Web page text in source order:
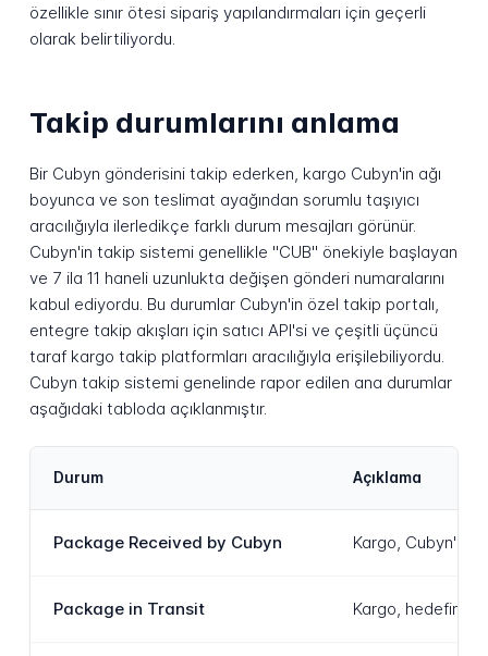
özellikle sınır ötesi sipariş yapılandırmaları için geçerli
olarak belirtiliyordu.
Takip durumlarını anlama
Bir Cubyn gönderisini takip ederken, kargo Cubyn'in ağı
boyunca ve son teslimat ayağından sorumlu taşıyıcı
aracılığıyla ilerledikçe farklı durum mesajları görünür.
Cubyn'in takip sistemi genellikle "CUB" önekiyle başlayan
ve 7 ila 11 haneli uzunlukta değişen gönderi numaralarını
kabul ediyordu. Bu durumlar Cubyn'in özel takip portalı,
entegre takip akışları için satıcı API'si ve çeşitli üçüncü
taraf kargo takip platformları aracılığıyla erişilebiliyordu.
Cubyn takip sistemi genelinde rapor edilen ana durumlar
aşağıdaki tabloda açıklanmıştır.
Durum Açıklama
Package Received by Cubyn Kargo, Cubyn'in
Package in Transit Kargo, hedefine